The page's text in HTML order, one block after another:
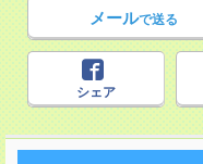
メールで送る
シェア